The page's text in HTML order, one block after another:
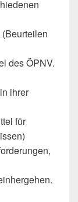
des ÖPNV.
ihrer
für